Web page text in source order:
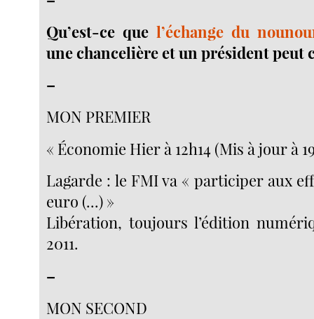
Qu’est-ce que l’échange du
une chancelière et un président peut
–
MON PREMIER
« Économie Hier à 12h14 (Mis à jour à
Lagarde : le FMI va « participer aux
euro (...) »
Libération, toujours l’édition
2011.
–
MON SECOND